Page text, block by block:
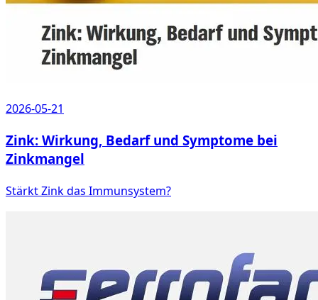
2026-05-21
Zink: Wirkung, Bedarf und Symptome bei
Zinkmangel
Stärkt Zink das Immunsystem?